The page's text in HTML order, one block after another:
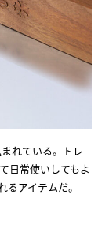
れている。トレ
日常使いしてもよ
アイテムだ。